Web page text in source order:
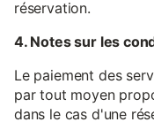
réservation.
4. Notes sur les
Le paiement des
par tout moyen
dans le cas d'une